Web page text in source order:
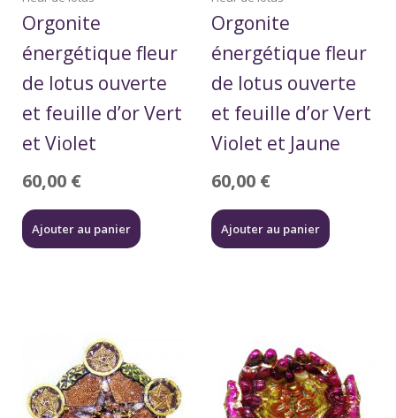
Orgonite
énergétique fleur
de lotus ouverte
et feuille d’or Vert
et Violet
60,00 €
Ajouter au panier
Orgonite
énergétique fleur
de lotus ouverte
et feuille d’or Vert
Violet et Jaune
60,00 €
Ajouter au panier